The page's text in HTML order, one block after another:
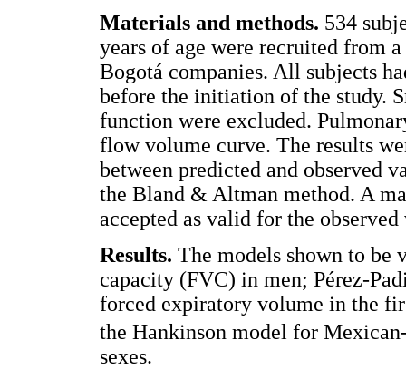
Materials and methods. 534
years of age were recruited from
Bogotá companies. All subjects
before the initiation of the study.
function were excluded.
flow volume curve. The results
between predicted and observed
the Bland & Altman method. A
accepted as valid for the
Results. The models shown to
capacity (FVC) in men; Pérez-
forced expiratory volume in the
the Hankinson model for
sexes.